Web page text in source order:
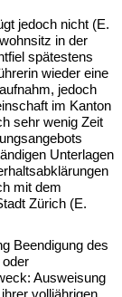
jedoch nicht (E.
in der
spätestens
wieder eine
jedoch
im Kanton
sehr wenig Zeit
Unterlagen
mit dem
Zürich (E.
Beendigung des
Ausweisung